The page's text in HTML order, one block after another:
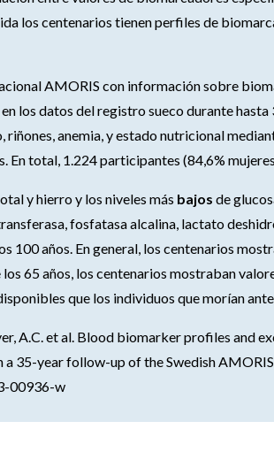
los centenarios tienen perfiles de
AMORIS con información sobre
los datos del registro sueco durante
anemia, y estado nutricional
En total, 1.224 participantes (84,6%
y hierro y los niveles más bajos de
fosfatasa alcalina, lactato
100 años. En general, los centenarios
65 años, los centenarios mostraban
que los individuos que morían
A.C. et al. Blood biomarker profiles and
a 35-year follow-up of the Swedish
00936-w